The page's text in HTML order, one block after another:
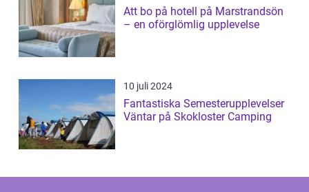
Att bo på hotell på Marstrandsön
– en oförglömlig upplevelse
10 juli 2024
Fantastiska Semesterupplevelser
Väntar på Skokloster Camping